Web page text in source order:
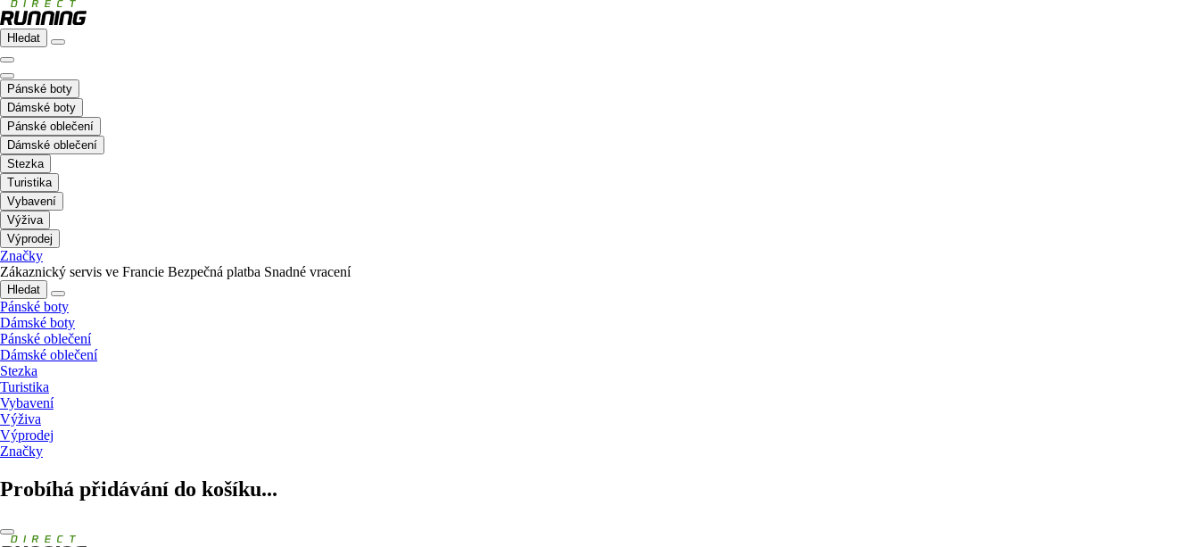
Hledat
Pánské boty
Dámské boty
Pánské oblečení
Dámské oblečení
Stezka
Turistika
Vybavení
Výživa
Výprodej
Značky
Zákaznický servis ve Francie Bezpečná platba Snadné vracení
Hledat
Pánské boty
Dámské boty
Pánské oblečení
Dámské oblečení
Stezka
Turistika
Vybavení
Výživa
Výprodej
Značky
Probíhá přidávání do košíku...